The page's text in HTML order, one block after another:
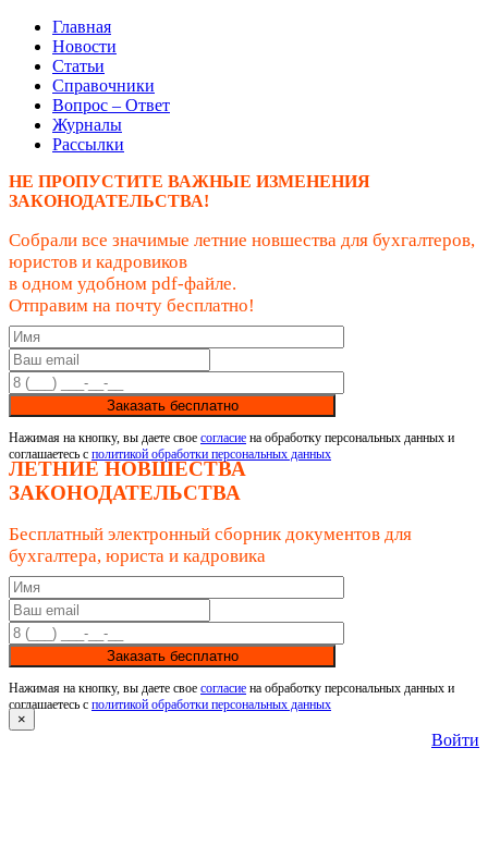
Главная
Новости
Статьи
Справочники
Вопрос – Ответ
Журналы
Рассылки
НЕ ПРОПУСТИТЕ ВАЖНЫЕ ИЗМЕНЕНИЯ
ЗАКОНОДАТЕЛЬСТВА!
Собрали все значимые летние новшества для бухгалтеров,
юристов и кадровиков
в одном удобном pdf-файле.
Отправим на почту бесплатно!
Заказать бесплатно
Нажимая на кнопку, вы даете свое согласие на обработку персональных данных и
соглашаетесь с политикой обработки персональных данных
ЛЕТНИЕ НОВШЕСТВА
ЗАКОНОДАТЕЛЬСТВА
Бесплатный электронный сборник документов для
бухгалтера, юриста и кадровика
Заказать бесплатно
Нажимая на кнопку, вы даете свое согласие на обработку персональных данных и
соглашаетесь с политикой обработки персональных данных
×
Войти